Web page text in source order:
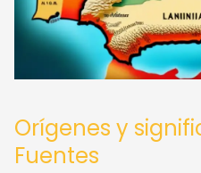
Orígenes y
Fuentes